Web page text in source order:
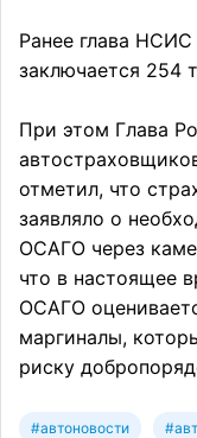
Ранее глава
заключается 254
При этом Глава
отметил, что
заявляло о
ОСАГО через
что в настоящее
ОСАГО
маргиналы,
риску
#автоновости